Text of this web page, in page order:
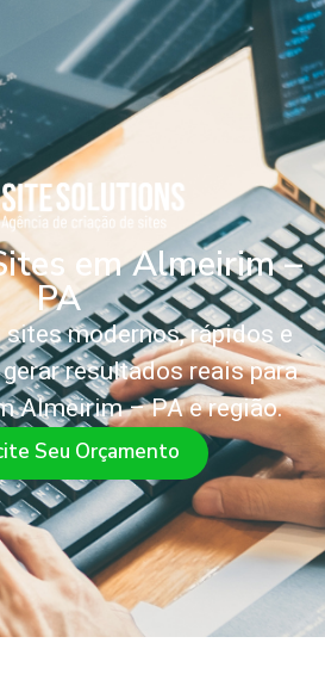
em Almeirim –
PA
modernos, rápidos e
resultados reais para
Almeirim – PA e região.
Seu Orçamento